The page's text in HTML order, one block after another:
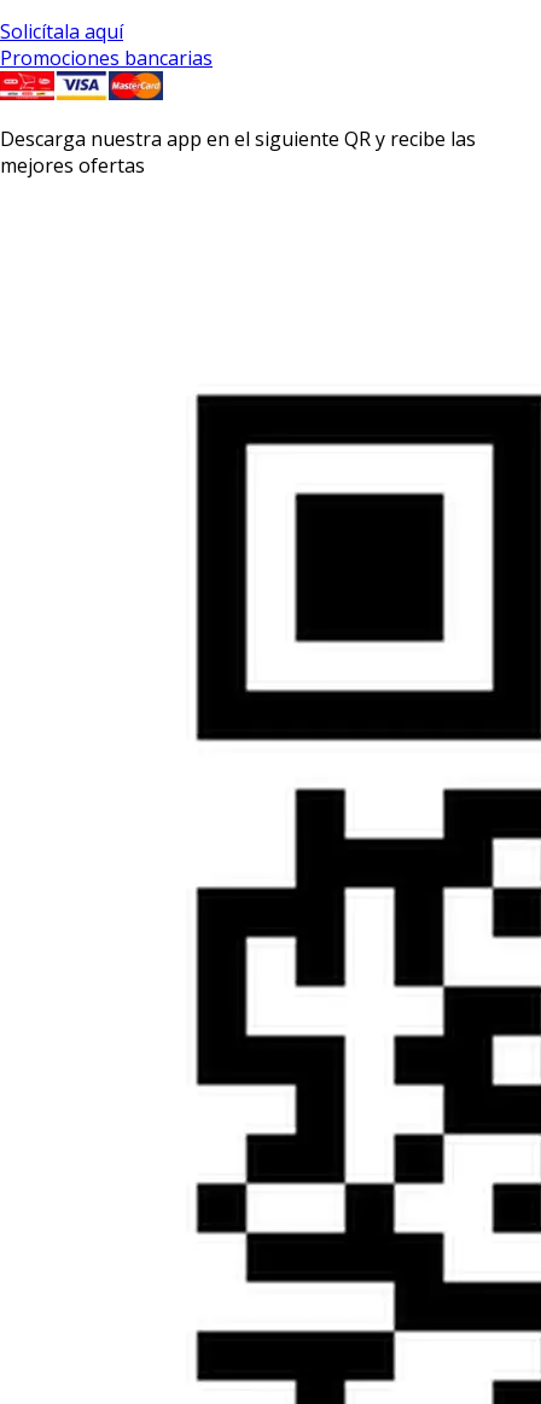
Solicítala aquí
Promociones bancarias
Descarga nuestra app en el siguiente QR y recibe las
mejores ofertas